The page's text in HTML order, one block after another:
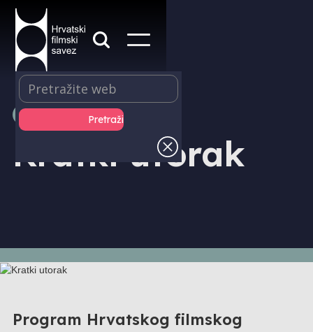
KINOPROGRAMI
Kratki utorak
Program Hrvatskog filmskog